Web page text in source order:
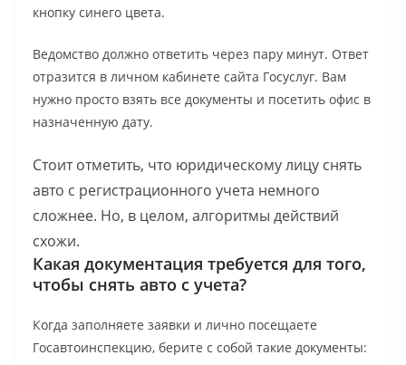
кнопку синего цвета.
Ведомство должно ответить через пару минут. Ответ
отразится в личном кабинете сайта Госуслуг. Вам
нужно просто взять все документы и посетить офис в
назначенную дату.
Стоит отметить, что юридическому лицу снять
авто с регистрационного учета немного
сложнее. Но, в целом, алгоритмы действий
схожи.
Какая документация требуется для того,
чтобы снять авто с учета?
Когда заполняете заявки и лично посещаете
Госавтоинспекцию, берите с собой такие документы: